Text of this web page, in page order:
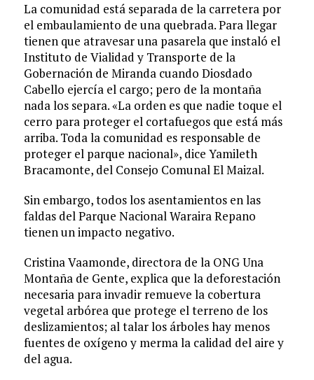
La comunidad está separada de la carretera por
el embaulamiento de una quebrada. Para llegar
tienen que atravesar una pasarela que instaló el
Instituto de Vialidad y Transporte de la
Gobernación de Miranda cuando Diosdado
Cabello ejercía el cargo; pero de la montaña
nada los separa. «La orden es que nadie toque el
cerro para proteger el cortafuegos que está más
arriba. Toda la comunidad es responsable de
proteger el parque nacional», dice Yamileth
Bracamonte, del Consejo Comunal El Maizal.
Sin embargo, todos los asentamientos en las
faldas del Parque Nacional Waraira Repano
tienen un impacto negativo.
Cristina Vaamonde, directora de la ONG Una
Montaña de Gente, explica que la deforestación
necesaria para invadir remueve la cobertura
vegetal arbórea que protege el terreno de los
deslizamientos; al talar los árboles hay menos
fuentes de oxígeno y merma la calidad del aire y
del agua.